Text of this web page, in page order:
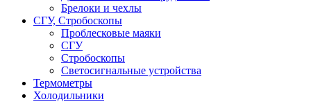
Брелоки и чехлы
СГУ, Стробоскопы
Проблесковые маяки
СГУ
Стробоскопы
Светосигнальные устройства
Термометры
Холодильники